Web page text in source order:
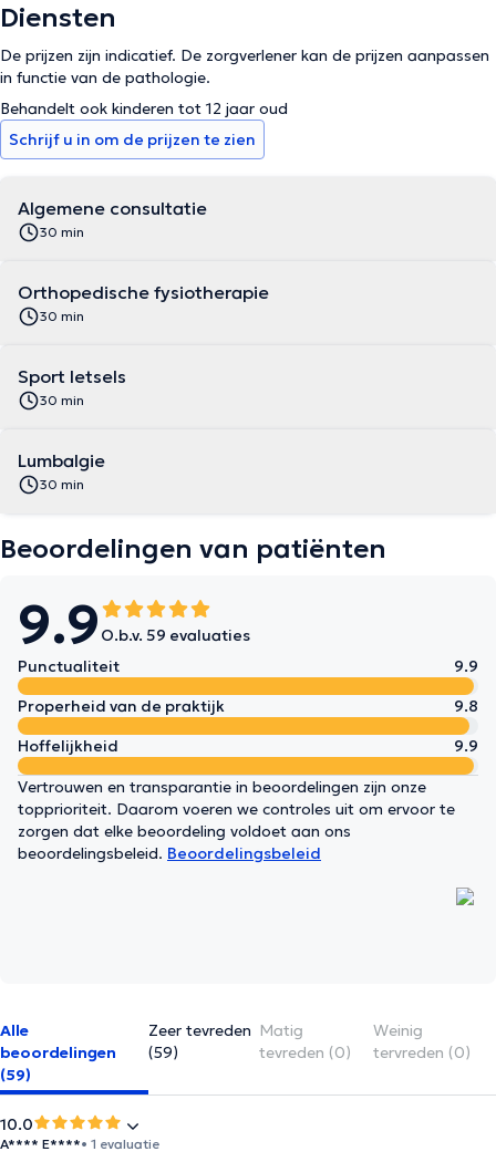
Diensten
De prijzen zijn indicatief. De zorgverlener kan de prijzen aanpassen
in functie van de pathologie.
Behandelt ook kinderen tot 12 jaar oud
Schrijf u in om de prijzen te zien
Algemene consultatie
30 min
Orthopedische fysiotherapie
30 min
Sport letsels
30 min
Lumbalgie
30 min
Beoordelingen van patiënten
9.9 O.b.v. 59 evaluaties
Punctualiteit
9.9
Properheid van de praktijk
9.8
Hoffelijkheid
9.9
Vertrouwen en transparantie in beoordelingen zijn onze
topprioriteit. Daarom voeren we controles uit om ervoor te
zorgen dat elke beoordeling voldoet aan ons
beoordelingsbeleid. Beoordelingsbeleid
Alle
beoordelingen
(59)
Zeer tevreden
(59)
Matig
tevreden (0)
Weinig
tervreden (0)
10.0
A**** E****• 1 evaluatie